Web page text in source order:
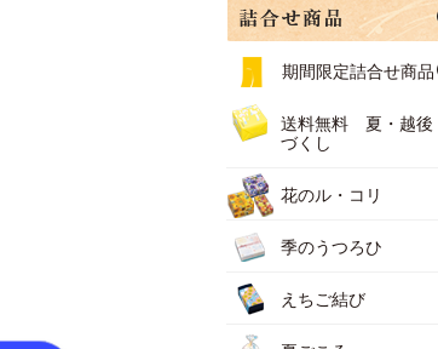
期間限定詰合せ商品
送料無料 夏・越後
づくし
花のル・コリ
季のうつろひ
えちご結び